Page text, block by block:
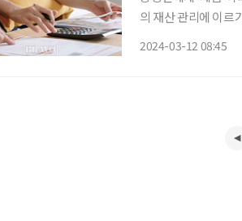
의 재산 관리에 이르
2024-03-12 08:45